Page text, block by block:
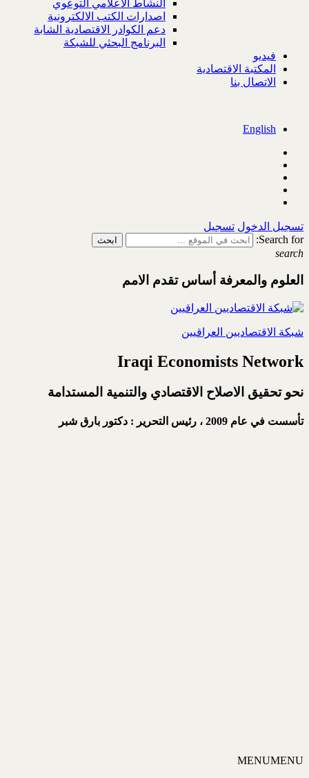
النشاط الاعلامي التوعوي
اصدارات الكتب الالكترونية
دعم الكوادر الاقتصادية الشابة
البرنامج البحثي للشبكة
فيديو
المكتبة الاقتصادية
الاتصال بنا
English
تسجيل الدخول تسجيل
Search for:
search
العلوم والمعرفة أساس تقدم الامم
شبكة الاقتصاديين العراقيين
Iraqi Economists Network
نحو تحقيق الاصلاح الاقتصادي والتنمية المستدامة
تأسست في عام 2009 ، رئيس التحرير : دكتور بارق شبر
MENUMENU